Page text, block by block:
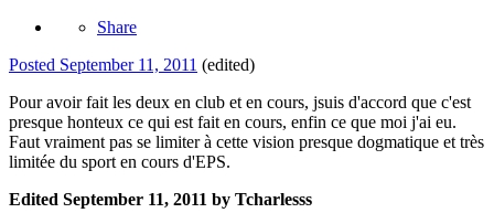
Share
Posted September 11, 2011 (edited)
Pour avoir fait les deux en club et en cours, jsuis d'accord que c'est
presque honteux ce qui est fait en cours, enfin ce que moi j'ai eu.
Faut vraiment pas se limiter à cette vision presque dogmatique et très
limitée du sport en cours d'EPS.
Edited September 11, 2011 by Tcharlesss